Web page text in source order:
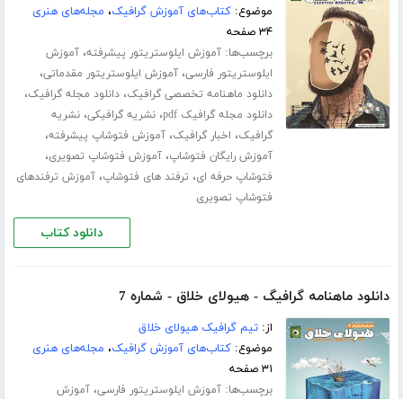
موضوع:کتاب‌های آموزش گرافیک، مجله‌های هنری
۳۴ صفحه
برچسب‌ها:آموزش ایلوستریتور پیشرفته،آموزش
ایلوستریتور فارسی،آموزش ایلوستریتور مقدماتی،
دانلود ماهنامه تخصصی گرافیک،دانلود مجله گرافیک،
دانلود مجله گرافیک pdf ،نشریه گرافیکی،نشریه
گرافیک، اخبار گرافیک،آموزش فتوشاپ پیشرفته،
آموزش رایگان فتوشاپ،آموزش فتوشاپ تصویری،
فتوشاپ حرفه ای، ترفند های فتوشاپ،آموزش ترفندهای
فتوشاپ تصویری
دانلود کتاب
دانلود ماهنامه گرافیگ - هیولای خلاق - شماره 7
از:تیم گرافیک هیولای خلاق
موضوع:کتاب‌های آموزش گرافیک، مجله‌های هنری
۳۱ صفحه
برچسب‌ها:آموزش ایلوستریتور فارسی،آموزش